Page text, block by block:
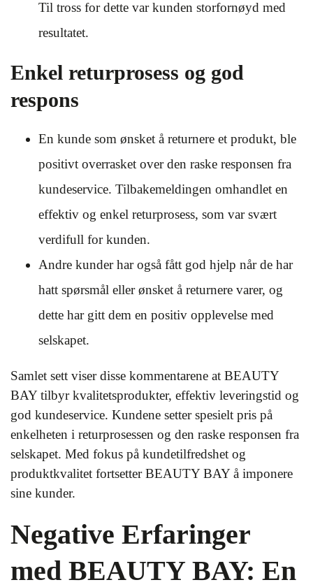
Til tross for dette var kunden storfornøyd med
resultatet.
Enkel returprosess og god
respons
En kunde som ønsket å returnere et produkt, ble
positivt overrasket over den raske responsen fra
kundeservice. Tilbakemeldingen omhandlet en
effektiv og enkel returprosess, som var svært
verdifull for kunden.
Andre kunder har også fått god hjelp når de har
hatt spørsmål eller ønsket å returnere varer, og
dette har gitt dem en positiv opplevelse med
selskapet.
Samlet sett viser disse kommentarene at BEAUTY
BAY tilbyr kvalitetsprodukter, effektiv leveringstid og
god kundeservice. Kundene setter spesielt pris på
enkelheten i returprosessen og den raske responsen fra
selskapet. Med fokus på kundetilfredshet og
produktkvalitet fortsetter BEAUTY BAY å imponere
sine kunder.
Negative Erfaringer
med BEAUTY BAY: En